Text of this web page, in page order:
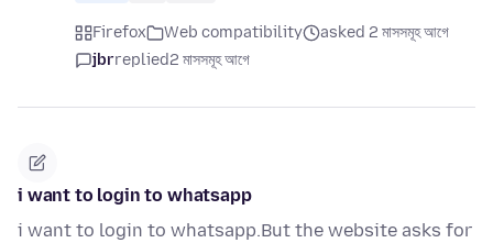
Firefox Web compatibility
asked 2 মাসসমূহ আগে
jbrreplied2 মাসসমূহ আগে
i want to login to whatsapp
i want to login to whatsapp.But the website asks for